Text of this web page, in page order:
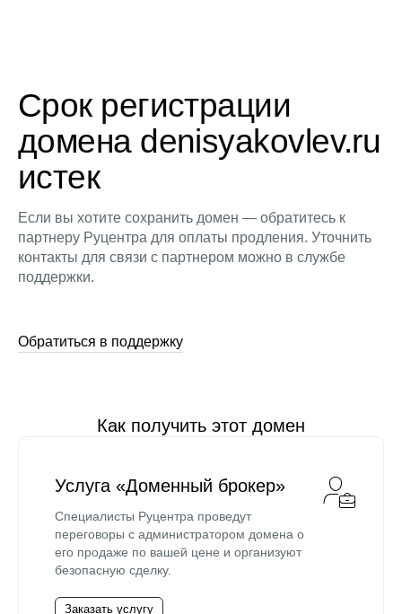
Срок регистрации
домена denisyakovlev.ru
истек
Если вы хотите сохранить домен — обратитесь к
партнеру Руцентра для оплаты продления. Уточнить
контакты для связи с партнером можно в службе
поддержки.
Обратиться в поддержку
Как получить этот домен
Услуга «Доменный брокер»
Специалисты Руцентра проведут
переговоры с администратором домена о
его продаже по вашей цене и организуют
безопасную сделку.
Заказать услугу